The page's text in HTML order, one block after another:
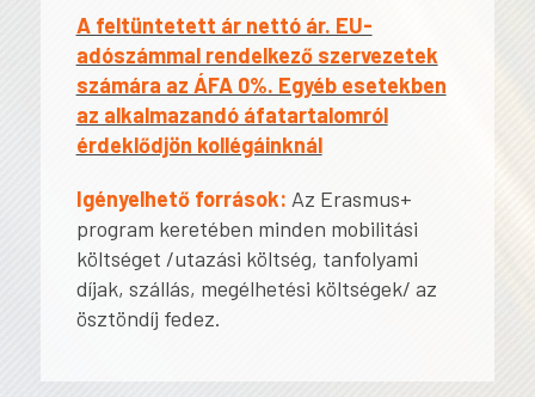
A feltüntetett ár nettó ár. EU-
adószámmal rendelkező szervezetek
számára az ÁFA 0%. Egyéb esetekben
az alkalmazandó áfatartalomról
érdeklődjön kollégáinknál
Igényelhető források: Az Erasmus+
program keretében minden mobilitási
költséget /utazási költség, tanfolyami
díjak, szállás, megélhetési költségek/ az
ösztöndíj fedez.